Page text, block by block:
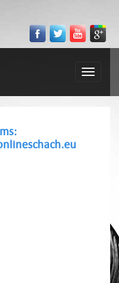
Toggle